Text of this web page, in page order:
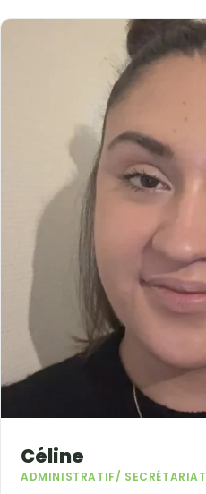
Céline
ADMINISTRATIF/ SECRÉTARIAT